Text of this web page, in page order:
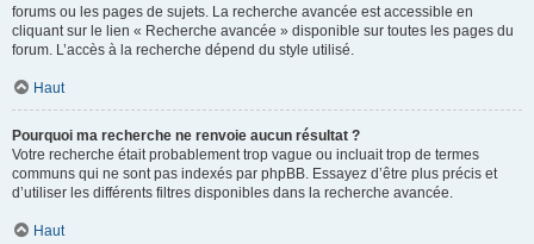
forums ou les pages de sujets. La recherche avancée est accessible en
cliquant sur le lien « Recherche avancée » disponible sur toutes les pages du
forum. L’accès à la recherche dépend du style utilisé.
Haut
Pourquoi ma recherche ne renvoie aucun résultat ?
Votre recherche était probablement trop vague ou incluait trop de termes
communs qui ne sont pas indexés par phpBB. Essayez d’être plus précis et
d’utiliser les différents filtres disponibles dans la recherche avancée.
Haut